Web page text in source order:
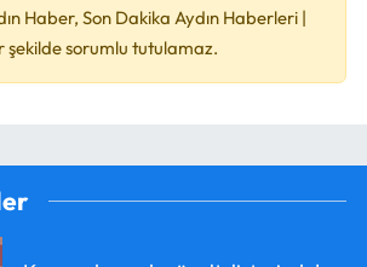
Haber, Son Dakika Aydın Haberleri |
şekilde sorumlu tutulamaz.